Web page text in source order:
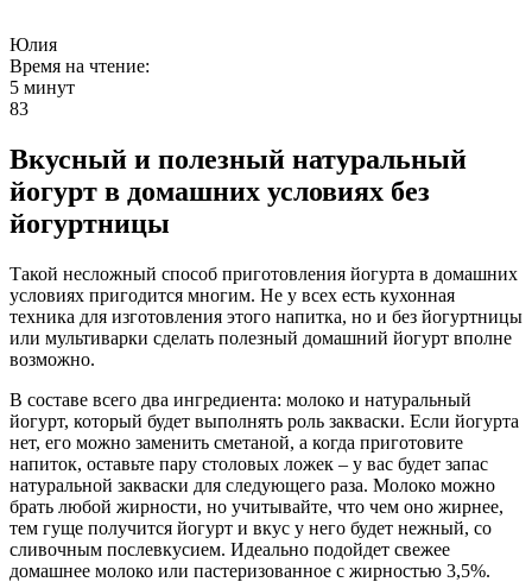
Юлия
Время на чтение:
5 минут
83
Вкусный и полезный натуральный
йогурт в домашних условиях без
йогуртницы
Такой несложный способ приготовления йогурта в домашних
условиях пригодится многим. Не у всех есть кухонная
техника для изготовления этого напитка, но и без йогуртницы
или мультиварки сделать полезный домашний йогурт вполне
возможно.
В составе всего два ингредиента: молоко и натуральный
йогурт, который будет выполнять роль закваски. Если йогурта
нет, его можно заменить сметаной, а когда приготовите
напиток, оставьте пару столовых ложек – у вас будет запас
натуральной закваски для следующего раза. Молоко можно
брать любой жирности, но учитывайте, что чем оно жирнее,
тем гуще получится йогурт и вкус у него будет нежный, со
сливочным послевкусием. Идеально подойдет свежее
домашнее молоко или пастеризованное с жирностью 3,5%.